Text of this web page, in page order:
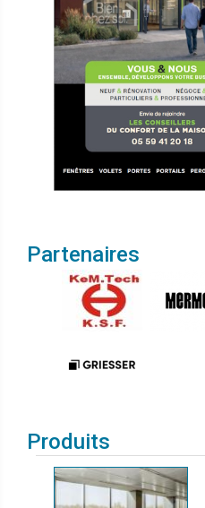
Partenaires
Produits